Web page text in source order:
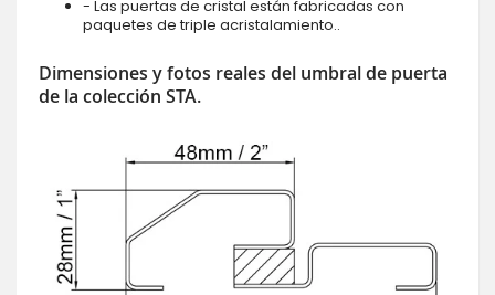
- Las puertas de cristal están fabricadas con
paquetes de triple acristalamiento..
Dimensiones y fotos reales del umbral de puerta
de la colección STA.